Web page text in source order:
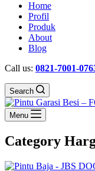
Home
Profil
Produk
About
Blog
Call us: 0821-7001-
Search
Menu
Category